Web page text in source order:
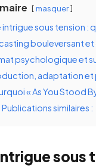
masquer
intrigue sous tension :
bouleversant
psychologique et
adaptation et
« As You Stood
Publications similaires :
sous